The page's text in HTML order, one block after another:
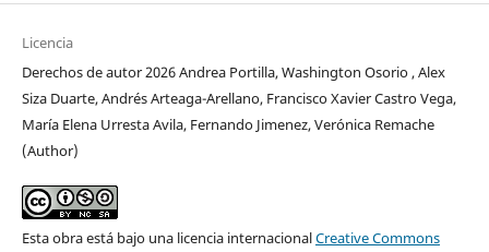
Licencia
Derechos de autor 2026 Andrea Portilla, Washington Osorio , Alex
Siza Duarte, Andrés Arteaga-Arellano, Francisco Xavier Castro Vega,
María Elena Urresta Avila, Fernando Jimenez, Verónica Remache
(Author)
Esta obra está bajo una licencia internacionalCreative Commons